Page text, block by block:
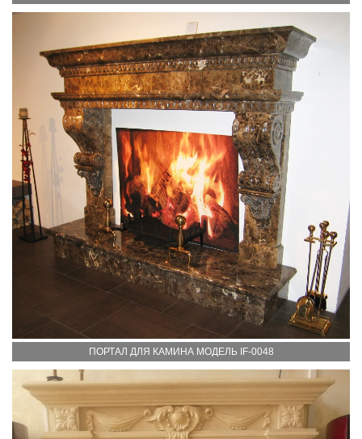
ПОРТАЛ ДЛЯ КАМИНА МОДЕЛЬ IF-0048